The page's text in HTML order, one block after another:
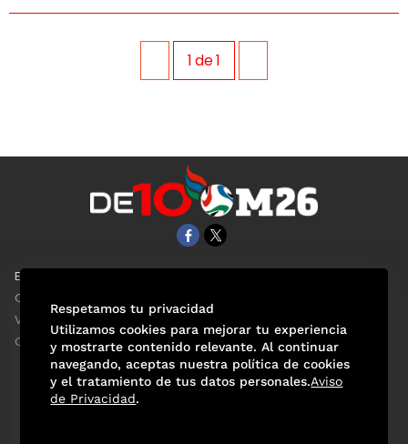
1de1
EL UNIVERSAL
Clase
ViveUSA
Confabulario
Respetamos tu privacidad
Utilizamos cookies para mejorar tu experiencia
y mostrarte contenido relevante. Al continuar
navegando, aceptas nuestra política de cookies
y el tratamiento de tus datos personales.Aviso
de Privacidad.